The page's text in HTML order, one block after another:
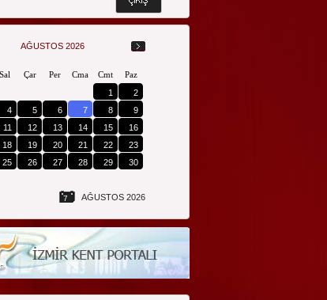
AĞUSTOS 2026
Sal Çar Per Cma Cmt
Paz
1
2
4 5 6 7 8
9
11 12 13 14 15
16
18 19 20 21 22
23
25 26 27 28 29
30
AĞUSTOS 2026
7